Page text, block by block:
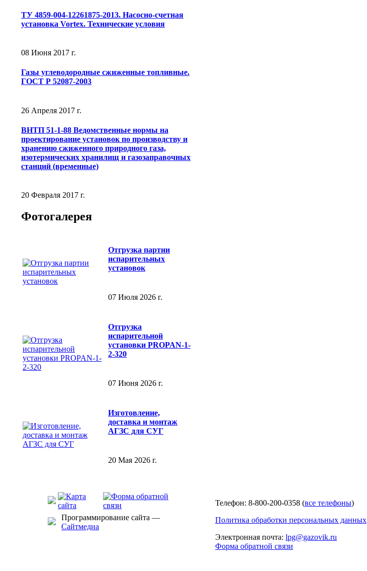
ТУ 4859-004-12261875-2013. Насосно-счетная
установка Vortex. Технические условия
08 Июня 2017 г.
Газы углеводородные сжиженные топливные.
ГОСТ Р 52087-2003
26 Апреля 2017 г.
ВНТП 51-1-88 Ведомственные нормы на
проектирование установок по производству и
хранению сжиженного природного газа,
изотермических хранилищ и газозаправочных
станций (временные)
20 Февраля 2017 г.
Фотогалерея
Отгрузка партии
испарительных
установок
07 Июля 2026 г.
Отгрузка
испарительной
установки PROPAN-1-
2-320
07 Июня 2026 г.
Изготовление,
доставка и монтаж
АГЗС для СУГ
20 Мая 2026 г.
Программирование сайта —
Сайтмедиа
Телефон: 8-800-200-0358 (все телефоны)
Политика обработки персональных данных
Электронная почта: lpg@gazovik.ru
Форма обратной связи